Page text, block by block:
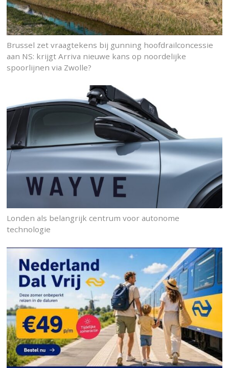
Brussel zet vraagtekens bij gunning hoofdrailconcessie
aan NS: krijgt Arriva nieuwe kans op noordelijke
spoorlijnen via Zwolle?
Londen als belangrijk centrum voor autonome
technologie